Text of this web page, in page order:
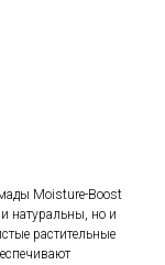
Moisture-Boost
натуральны, но и
растительные